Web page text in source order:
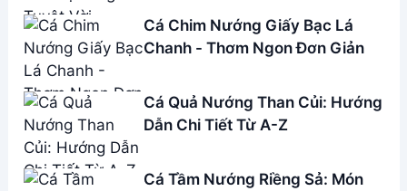
Cá Chim Nướng Giấy Bạc Lá
Chanh - Thơm Ngon Đơn Giản
Cá Quả Nướng Than Củi: Hướng
Dẫn Chi Tiết Từ A-Z
Cá Tầm Nướng Riềng Sả: Món